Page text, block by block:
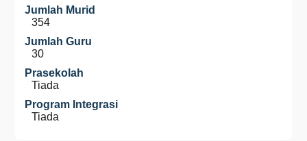
Jumlah Murid
354
Jumlah Guru
30
Prasekolah
Tiada
Program Integrasi
Tiada